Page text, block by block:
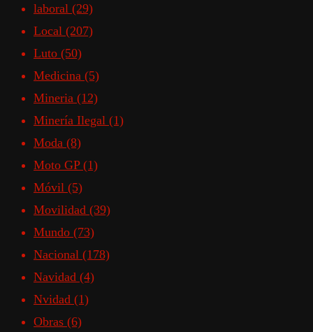
laboral (29)
Local (207)
Luto (50)
Medicina (5)
Mineria (12)
Minería Ilegal (1)
Moda (8)
Moto GP (1)
Móvil (5)
Movilidad (39)
Mundo (73)
Nacional (178)
Navidad (4)
Nvidad (1)
Obras (6)